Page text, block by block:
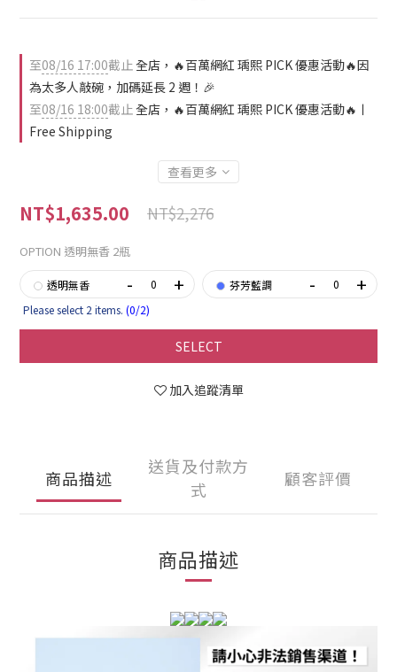
至08/16 17:00截止全店，🔥百萬網紅 瑀熙 PICK 優惠活動🔥因
為太多人敲碗，加碼延長 2 週！🎉
至08/16 18:00截止全店，🔥百萬網紅 瑀熙 PICK 優惠活動🔥ㅣ
Free Shipping
查看更多
NT$1,635.00 NT$2,276
OPTION 透明無香 2瓶
透明無香 +
- 芬芳藍調 +
-
Please select 2 items. (0/2)
SELECT
加入追蹤清單
商品描述
送貨及付款方
式
顧客評價
商品描述